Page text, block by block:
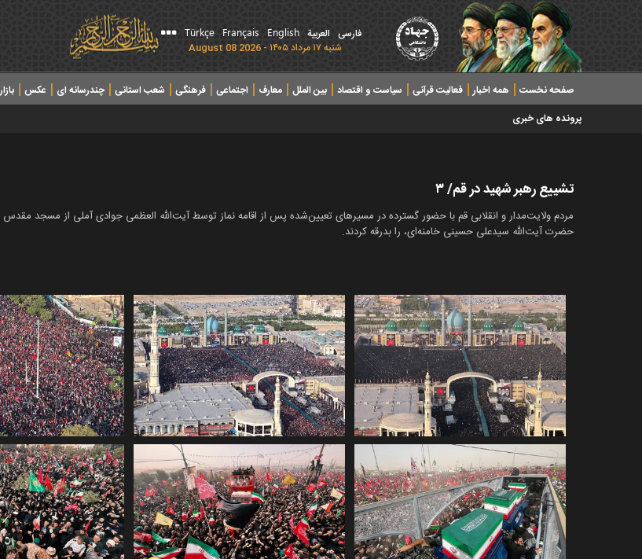
فارسی العربیة English
Français
Türkçe
شنبه ۱۷ مرداد ۱۴۰۵ - 2026 August 08
صفحه نخست همه اخبار فعالیت قرآنی سیاست و اقتصاد بین الملل معارف اجتماعی فرهنگی شعب استانی چندرسانه ای عکس
بازار
پرونده های خبری
تشییع رهبر شهید در قم/ ۳
مردم ولایت‌مدار و انقلابی قم با حضور گسترده در مسیرهای تعیین‌شده پس از اقامه نماز توسط آیت‌الله العظمی جوادی آملی از مسجد
حضرت آیت‌الله سیدعلی حسینی خامنه‌ای، را بدرقه کردند.